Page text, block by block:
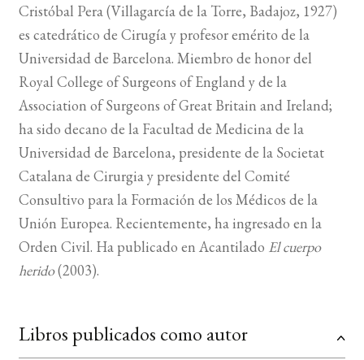
Cristóbal Pera (Villagarcía de la Torre, Badajoz, 1927)
es catedrático de Cirugía y profesor emérito de la
Universidad de Barcelona. Miembro de honor del
Royal College of Surgeons of England y de la
Association of Surgeons of Great Britain and Ireland;
ha sido decano de la Facultad de Medicina de la
Universidad de Barcelona, presidente de la Societat
Catalana de Cirurgia y presidente del Comité
Consultivo para la Formación de los Médicos de la
Unión Europea. Recientemente, ha ingresado en la
Orden Civil. Ha publicado en Acantilado El cuerpo
herido(2003).
Libros publicados como autor